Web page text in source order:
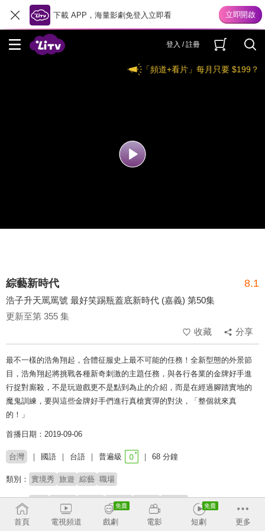
下載 APP，海量影劇免登入立即看
登入 / 註冊
「頻道+看片」每月只要 $199？
綜藝新時代 8.1
浩子升天罵罵號 最好笑踢瓶蓋底新時代 (嘉義) 第50集
更新至第 355 集
收藏
分享
最不一樣的浩角翔起，合體征服史上最不可能的任務！全新型態的外景節
目，浩角翔起將挑戰各種新奇刺激的主題任務，與各行各業的金牌好手進
行捉對廝殺，不是玩遊戲更不是點到為止的介紹，而是在經過腳踏實地的
魔鬼訓練，要與這些金牌好手們進行真槍實彈的對決，「整個就來真
的！」
首播日期：2019-09-06
台灣 國語 台語 普遍級 68 分鐘
類別： 實境秀 旅遊 綜藝 職場
來賓： 高山峰 張棋惠 黃沐妍
主持： 小嫻
首頁 電視頻道 戲劇 電影 短劇 更多